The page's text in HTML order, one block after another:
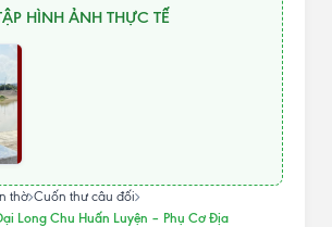
HÌNH ẢNH THỰC TẾ
thờ Cuốn thư câu đối
Long Chu Huấn Luyện – Phụ Cơ Địa